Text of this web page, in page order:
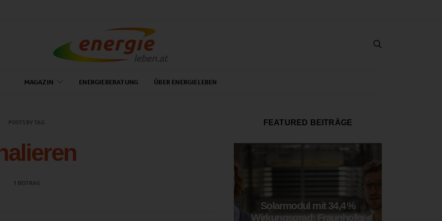
MAGAZIN ENERGIEBERATUNG ÜBER ENERGIELEBEN
POSTS BY TAG
1 BEITRAG
FEATURED BEITRÄGE
Solarmodul mit 34,4 %
Wirkungsgrad: Fraunhofer